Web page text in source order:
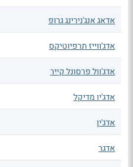
אדאג אנג'נירינג גרופ
אדג'ווייז תרפיוטיקס
אדג'וול פרסונל קייר
אדג'יו מדיקל
אדג'ין
אדגר